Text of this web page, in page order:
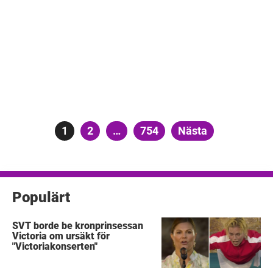
Sidnumrering
Sida
1 Sida
2 … Sida
754 Nästa
Populärt
SVT borde be kronprinsessan
Victoria om ursäkt för
"Victoriakonserten"